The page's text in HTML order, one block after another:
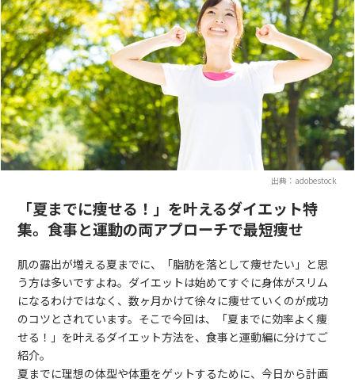
出典：adobestock
「夏までに痩せる！」を叶えるダイエット特
集。食事と運動の両アプローチで最短痩せ
肌の露出が増える夏までに、「脂肪を落として痩せたい」と思
う方は多いですよね。ダイエットは始めてすぐに身体がスリム
になるわけではなく、数ヶ月かけて徐々に痩せていくのが成功
のコツとされています。そこで今回は、「夏までに効率よく痩
せる！」を叶えるダイエット方法を、食事と運動編に分けてご
紹介。
夏までに理想の体型や体重をゲットするために、今日から計画